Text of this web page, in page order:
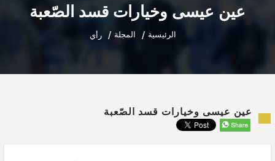
عين عيسى وخيارات قسد الصّعبة
الرئيسية المجلة رأي
عين عيسى وخيارات قسد الصّعبة